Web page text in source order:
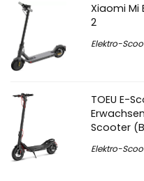
Xiaomi Mi
2
Elektro-
TOEU E-
Scooter
Elektro-